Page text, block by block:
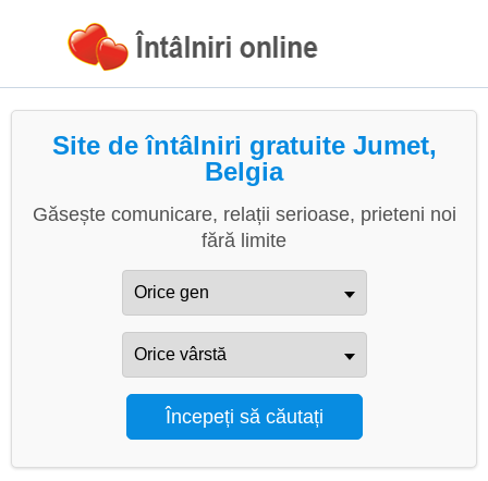
Site de întâlniri gratuite Jumet,
Belgia
Găsește comunicare, relații serioase, prieteni noi
fără limite